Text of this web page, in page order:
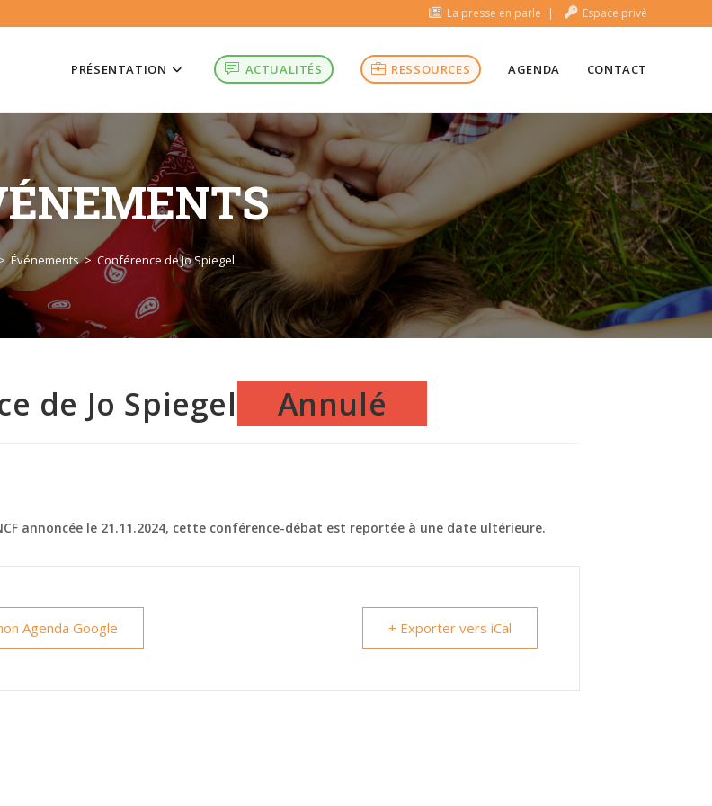
La presse en parle Espace privé
PRÉSENTATION ACTUALITÉS RESSOURCES AGENDA CONTACT
> Événements > Conférence de Jo Spiegel
de Jo Spiegel Annulé
annoncée le 21.11.2024, cette conférence-débat est reportée à une date ultérieure.
Agenda Google + Exporter vers iCal